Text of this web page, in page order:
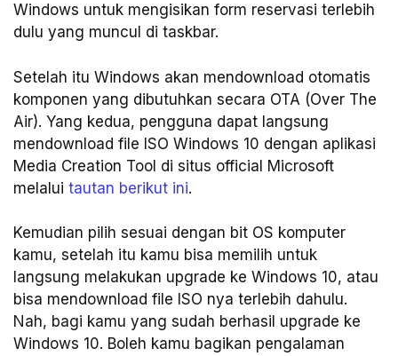
Windows untuk mengisikan form reservasi terlebih
dulu yang muncul di taskbar.
Setelah itu Windows akan mendownload otomatis
komponen yang dibutuhkan secara OTA (Over The
Air). Yang kedua, pengguna dapat langsung
mendownload file ISO Windows 10 dengan aplikasi
Media Creation Tool di situs official Microsoft
melalui tautan berikut ini.
Kemudian pilih sesuai dengan bit OS komputer
kamu, setelah itu kamu bisa memilih untuk
langsung melakukan upgrade ke Windows 10, atau
bisa mendownload file ISO nya terlebih dahulu.
Nah, bagi kamu yang sudah berhasil upgrade ke
Windows 10. Boleh kamu bagikan pengalaman